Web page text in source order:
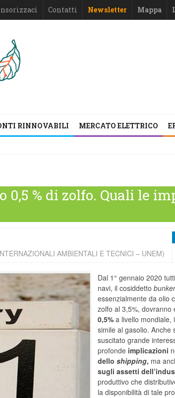
Contatti Newsletter Mappa
RINNOVABILI MERCATO ELETTRICO
0,5 % di zolfo. Quali le
AMBIENTALI E TECNICI – UNEM)
Dal 1° gennaio 2020
navi, il cosiddetto
essenzialmente da olio
zolfo al 3,5%, dovranno
0,5% a livello mondiale,
simile al gasolio. Anche
suscitato grande
profonde implicazioni
delloshipping, ma
sugli assetti
produttivo che
la disponibilità di tale